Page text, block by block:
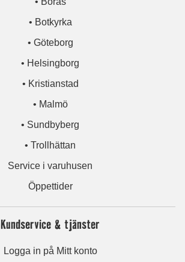
• Botkyrka
• Göteborg
• Helsingborg
• Kristianstad
• Malmö
• Sundbyberg
• Trollhättan
Service i varuhusen
Öppettider
Kundservice & tjänster
Logga in på Mitt konto